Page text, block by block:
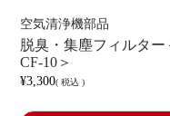
空気清浄機部品
脱臭・集塵フィルター
CF-10＞
¥3,300 税込